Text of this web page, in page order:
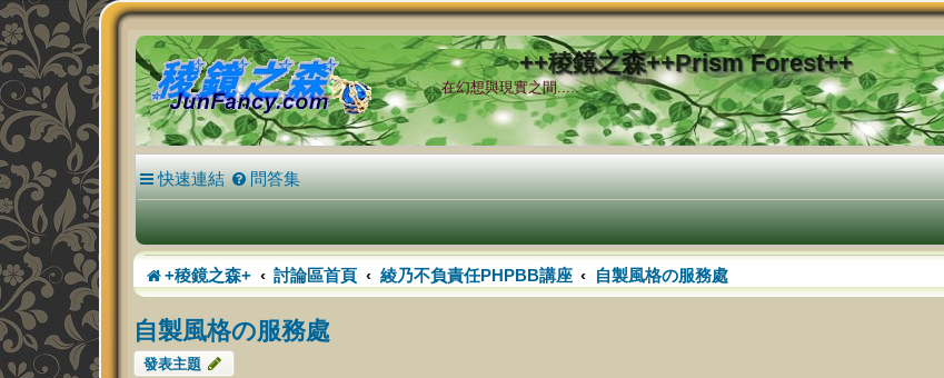
++稜鏡之森++Prism Forest++
在幻想與現實之間.....
快速連結 問答集
+稜鏡之森+ 討論區首頁 綾乃不負責任PHPBB講座 自製風格の服務處
自製風格の服務處
發表主題